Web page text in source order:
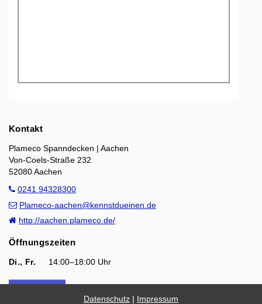
Kontakt
Plameco Spanndecken | Aachen
Von-Coels-Straße 232
52080 Aachen
0241 94328300
Plameco-aachen@kennstdueinen.de
http://aachen.plameco.de/
Öffnungszeiten
Di., Fr. 14:00–18:00 Uhr
Datenschutz Impressum